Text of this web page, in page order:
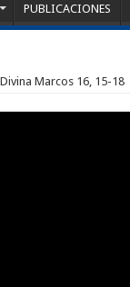
PUBLICACIONES
Marcos 16, 15-18